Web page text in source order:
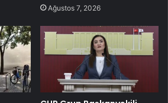
Ağustos 7, 2026